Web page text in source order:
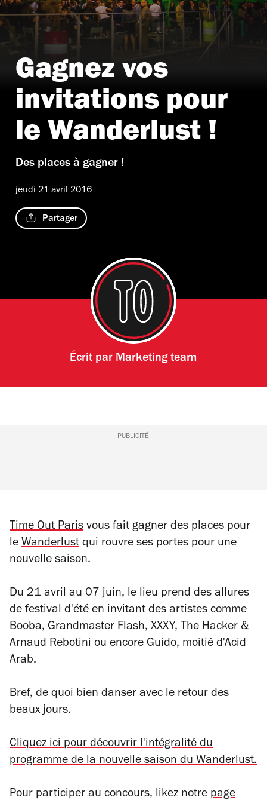
Gagnez vos
invitations pour
le Wanderlust !
Des places à gagner !
jeudi 21 avril 2016
Partager
Écrit par Marketing team
PUBLICITÉ
Time Out Paris vous fait gagner des places pour
le Wanderlust qui rouvre ses portes pour une
nouvelle saison.
Du 21 avril au 07 juin, le lieu prend des allures
de festival d'été en invitant des artistes comme
Booba, Grandmaster Flash, XXXY, The Hacker &
Arnaud Rebotini ou encore Guido, moitié d'Acid
Arab.
Bref, de quoi bien danser avec le retour des
beaux jours.
Cliquez ici pour découvrir l'intégralité du
programme de la nouvelle saison du Wanderlust.
Pour participer au concours, likez notre page